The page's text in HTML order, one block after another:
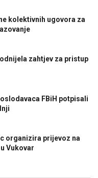
kolektivnih ugovora za
zahtjev za pristup
FBiH potpisali
organizira prijevoz na
Vukovar